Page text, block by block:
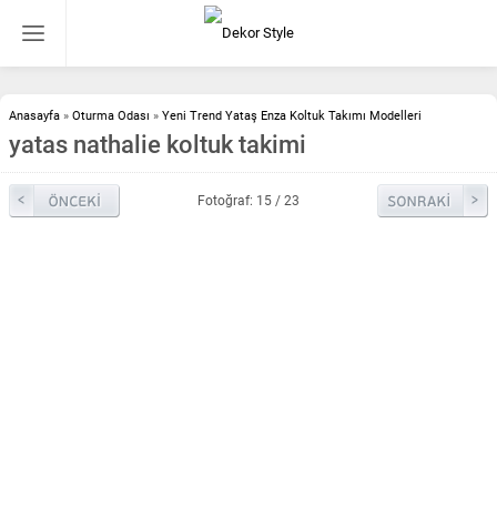
Anasayfa » Oturma Odası » Yeni Trend Yataş Enza Koltuk Takımı Modelleri
yatas nathalie koltuk takimi
Fotoğraf: 15 / 23